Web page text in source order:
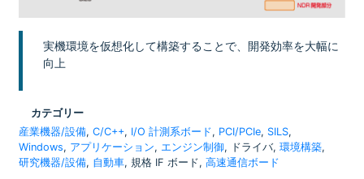
実機環境を仮想化して構築することで、開発効率を大幅に
向上
カテゴリー
産業機器/設備, C/C++, I/O 計測系ボード, PCI/PCIe, SILS,
Windows, アプリケーション, エンジン制御, ドライバ, 環境構築,
研究機器/設備, 自動車, 規格 IF ボード, 高速通信ボード